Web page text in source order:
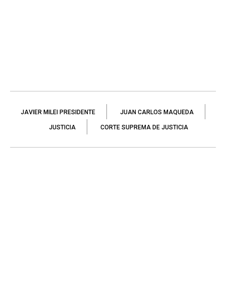
JAVIER MILEI PRESIDENTE JUAN CARLOS MAQUEDA
JUSTICIA CORTE SUPREMA DE JUSTICIA